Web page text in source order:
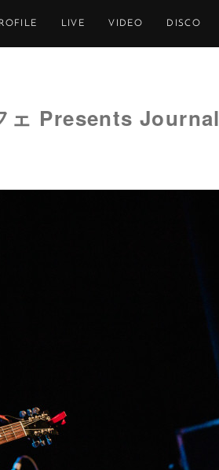
LIVE VIDEO DISCO
ェ Presents Journal